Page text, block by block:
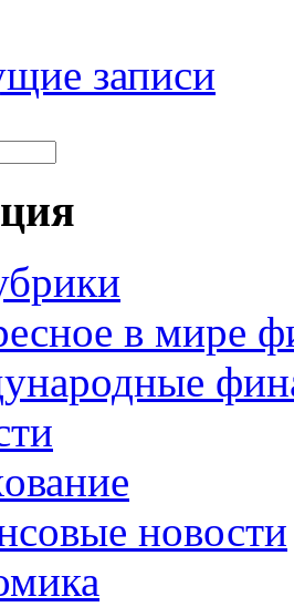
записи
в мире
новости